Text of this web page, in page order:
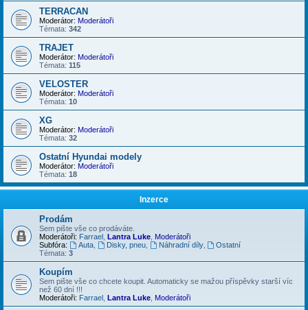
TERRACAN
Moderátor: Moderátoři
Témata: 342
TRAJET
Moderátor: Moderátoři
Témata: 115
VELOSTER
Moderátor: Moderátoři
Témata: 10
XG
Moderátor: Moderátoři
Témata: 32
Ostatní Hyundai modely
Moderátor: Moderátoři
Témata: 18
Inzerce
Prodám
Sem pište vše co prodáváte.
Moderátoři: Farrael Lantra Luke Moderátoři
Subfóra:
Auta, Disky, pneu, Náhradní díly,
Ostatní
Témata: 3
Koupím
Sem pište vše co chcete koupit. Automaticky se mažou příspěvky starší víc
než 60 dní !!!
Moderátoři: Farrael Lantra Luke Moderátoři